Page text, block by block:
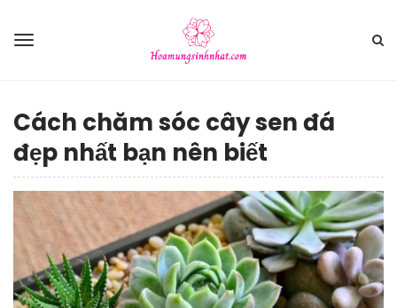
Cách chăm sóc cây sen đá
đẹp nhất bạn nên biết